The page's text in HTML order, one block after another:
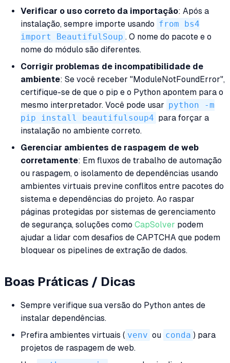
Verificar o uso correto da importação: Após a
instalação, sempre importe usando from bs4
import BeautifulSoup . O nome do pacote e o
nome do módulo são diferentes.
Corrigir problemas de incompatibilidade de
ambiente: Se você receber "ModuleNotFoundError",
certifique-se de que o pip e o Python apontem para o
mesmo interpretador. Você pode usar python -m
pip install beautifulsoup4 para forçar a
instalação no ambiente correto.
Gerenciar ambientes de raspagem de web
corretamente: Em fluxos de trabalho de automação
ou raspagem, o isolamento de dependências usando
ambientes virtuais previne conflitos entre pacotes do
sistema e dependências do projeto. Ao raspar
páginas protegidas por sistemas de gerenciamento
de segurança, soluções como CapSolver podem
ajudar a lidar com desafios de CAPTCHA que podem
bloquear os pipelines de extração de dados.
Boas Práticas / Dicas
Sempre verifique sua versão do Python antes de
instalar dependências.
Prefira ambientes virtuais ( venv ou conda ) para
projetos de raspagem de web.